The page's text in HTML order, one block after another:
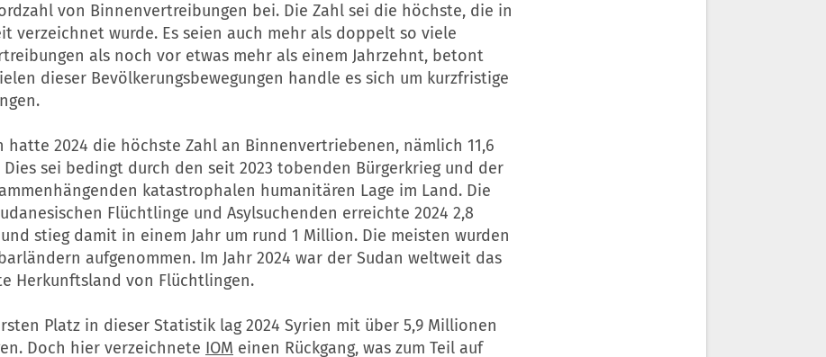
von Binnenvertreibungen bei. Die Zahl sei die höchste, die in
verzeichnet wurde. Es seien auch mehr als doppelt so viele
als noch vor etwas mehr als einem Jahrzehnt, betont
dieser Bevölkerungsbewegungen handle es sich um kurzfristige
hatte 2024 die höchste Zahl an Binnenvertriebenen, nämlich 11,6
sei bedingt durch den seit 2023 tobenden Bürgerkrieg und der
katastrophalen humanitären Lage im Land. Die
Flüchtlinge und Asylsuchenden erreichte 2024 2,8
stieg damit in einem Jahr um rund 1 Million. Die meisten wurden
aufgenommen. Im Jahr 2024 war der Sudan weltweit das
Herkunftsland von Flüchtlingen.
Platz in dieser Statistik lag 2024 Syrien mit über 5,9 Millionen
Doch hier verzeichnete IOM einen Rückgang, was zum Teil auf